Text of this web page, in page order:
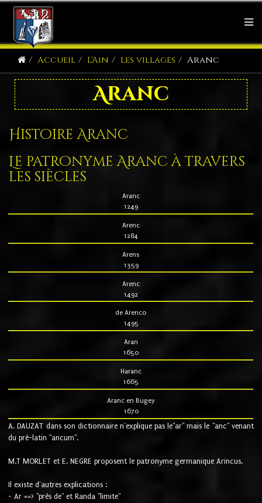
Accueil L'Ain Les villages Aranc
Aranc
Histoire Aranc
Le patronyme Aranc à travers
les siècles
Aranc
1249
Arenc
1284
Arens
1359
Arenc
1492
de Arenco
1495
Aran
1650
Haranc
1665
Aranc en Bugey
1670
A. DAUZAT dans son dictionnaire n'explique pas le"ar" mais le "anc" venant
du pré-latin "ancum".
M.T MORLET et E. NEGRE proposent le patronyme germanique Arincus.
Il existe d'autres explications :
- Ar ==> "près de" et Randa "limite"